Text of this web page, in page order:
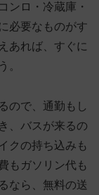
ンロ・冷蔵庫・
必要なものがす
あれば、すぐに
。
ので、通勤もし
、バスが来るの
クの持ち込みも
もガソリン代も
なら、無料の送